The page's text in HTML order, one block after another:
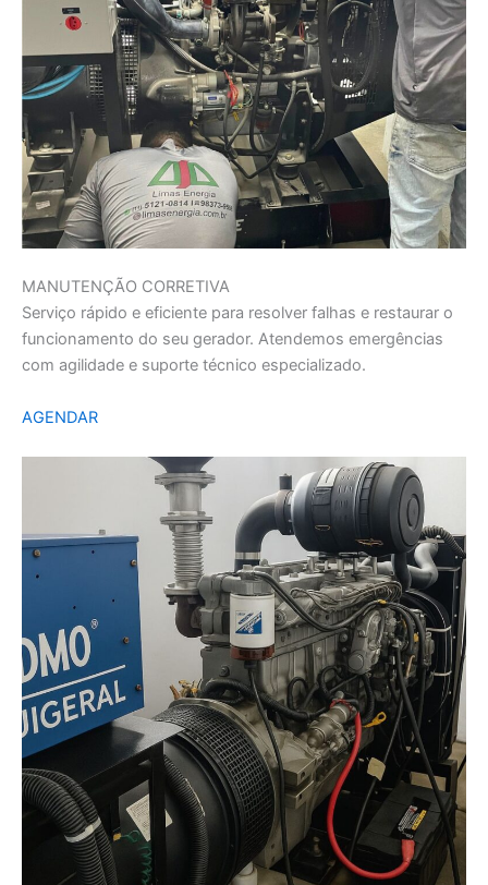
MANUTENÇÃO CORRETIVA
Serviço rápido e eficiente para resolver falhas e restaurar o
funcionamento do seu gerador. Atendemos emergências
com agilidade e suporte técnico especializado.
AGENDAR